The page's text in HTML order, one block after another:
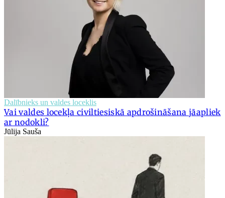
Dalībnieks un valdes loceklis
Vai valdes locekļa civiltiesiskā apdrošināšana jāapliek
ar nodokli?
Jūlija Sauša